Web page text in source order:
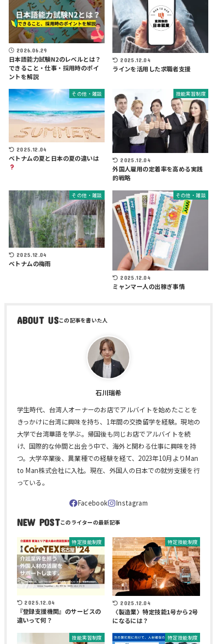
2026.06.29
日本語能力試験N2のレベルとは？
できること・仕事・採用時のポイ
ントを解説
2025.12.04
ラインを活用した求職者支援
その他・雑談
2025.12.04
ベトナムの夏と日本の夏の違いは
技能実習制度
2025.12.04
外国人雇用の定着率を高める実践
的戦略
その他・雑談
2025.12.04
ベトナムの梅雨
その他・雑談
2025.12.04
ミャンマー人の出稼ぎ事情
ABOUT US
石川瑞希
学生時代、台湾人オーナーのお店でアルバイトを始めたことを
きっかけに台湾に興味を持ち、1年間の交換留学を経験。現地の
大学で台湾華語を学ぶ。帰国後も同じお店でアルバイトを続
け、国際的な仲間と出会う中で、海外と関わる仕事に興味を持
つ。大学卒業後、異業種での経験を経て、2023年10月よりMan
to Man株式会社に入社。現在、外国人の日本での就労支援を行
っている。
NEW POST
特定技能制度
2025.12.04
『登録支援機関』のサービスの
違いって何？
特定技能制度
2025.12.04
〈製造業〉特定技能1号から2号
になるには？
技能実習制度 特定技能制度